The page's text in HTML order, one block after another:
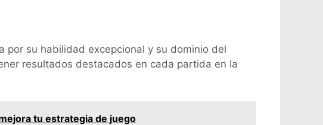
por su habilidad excepcional y su dominio del
resultados destacados en cada partida en la
tu estrategia de juego